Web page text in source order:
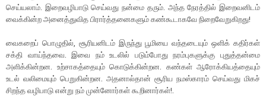
செய்யலாம். இறைவழிபாடு செய்வது நன்மை தரும். அந்த நேரத்தில் இறைவனிடம்
வைக்கின்ற அனைத்துவித பிரார்த்தனைகளும் கண்கூடாகவே நிறைவேறுகிறது!
வைகறைப் பொழுதில், சூரியனிடம் இருந்து பூமியை வந்தடையும் ஒளிக் கதிர்கள்
சக்தி வாய்ந்தவை. இவை நம் உடலில் படும்போது நரம்புகளுக்கு புதுத்தன்மை
அளிக்கின்றன. உற்சாகத்தையும் கொடுக்கின்றன. கண்கள் ஆரோக்கியத்தையும்
உடல் வலிமையும் பெறுகின்றன. அதனால்தான் சூரிய நமஸ்காரம் செய்வது மிகச்
சிறந்த வழிபாடு என்று நம் முன்னோர்கள் கூறினார்கள்!.